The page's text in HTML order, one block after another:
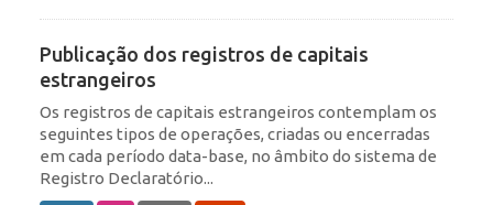
Publicação dos registros de capitais
estrangeiros
Os registros de capitais estrangeiros contemplam os
seguintes tipos de operações, criadas ou encerradas
em cada período data-base, no âmbito do sistema de
Registro Declaratório...